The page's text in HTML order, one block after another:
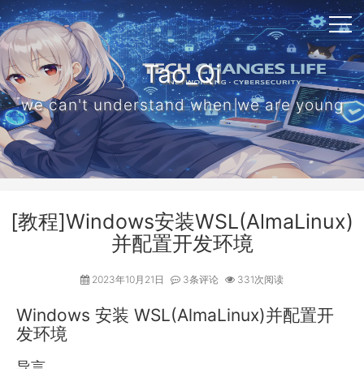
Tao_Qi
we can't understand when we are young
[教程]Windows安装WSL(AlmaLinux)
并配置开发环境
2023年10月21日 3条评论 331次阅读
Windows 安装 WSL(AlmaLinux)并配置开
发环境